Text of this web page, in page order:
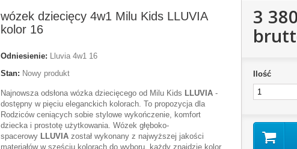
wózek dziecięcy 4w1 Milu Kids LLUVIA
kolor 16
Odniesienie: Lluvia 4w1 16
Stan: Nowy produkt
Najnowsza odsłona wózka dziecięcego od Milu Kids LLUVIA -
dostępny w pięciu eleganckich kolorach. To propozycja dla
Rodziców ceniących sobie stylowe wykończenie, komfort
dziecka i prostotę użytkowania. Wózek głęboko-
spacerowy LLUVIA został wykonany z najwyższej jakości
materiałów w sześciu kolorach do wyboru, każdy znajdzie kolor
3
Ilość